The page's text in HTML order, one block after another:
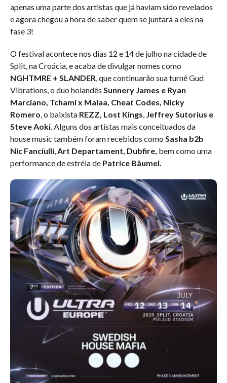
apenas uma parte dos artistas que já haviam sido revelados
e agora chegou a hora de saber quem se juntará a eles na
fase 3!
O festival acontece nos dias 12 e 14 de julho na cidade de
Split, na Croácia, e acaba de divulgar nomes como
NGHTMRE + SLANDER, que continuarão sua turnê Gud
Vibrations, o duo holandês Sunnery James e Ryan
Marciano, Tchami x Malaa, Cheat Codes, Nicky
Romero, o baixista REZZ, Lost Kings, Jeffrey Sutorius e
Steve Aoki. Alguns dos artistas mais conceituados da
house music também foram recebidos como Sasha b2b
Nic Fanciulli,Art Departament, Dubfire, bem como uma
performance de estréia de Patrice Bäumel.